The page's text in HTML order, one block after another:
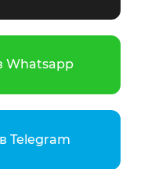
Whatsapp
Telegram